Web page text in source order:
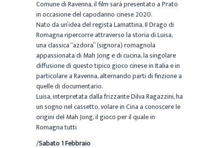
Comune di Ravenna, il film sarà presentato a Prato
in occasione del capodanno cinese 2020.
Nato da un’idea del regista Lamattina, Il Drago di
Romagna ripercorre attraverso la storia di Luisa,
una classica “azdora” (signora) romagnola
appassionata di Mah Jong e di cucina, la singolare
diffusione di questo tipico gioco cinese in Italia e in
particolare a Ravenna, alternando parti di finzione a
quelle di documentario.
Luisa, interpretata dalla frizzante Dilva Ragazzini, ha
un sogno nel cassetto, volare in Cina a conoscere le
origini del Mah Jong, il gioco per il quale in
Romagna tutti
/Sabato 1 Febbraio